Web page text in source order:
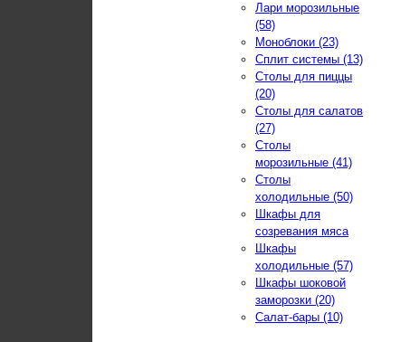
Лари морозильные
(58)
Моноблоки (23)
Сплит системы (13)
Столы для пиццы
(20)
Столы для салатов
(27)
Столы
морозильные (41)
Столы
холодильные (50)
Шкафы для
созревания мяса
Шкафы
холодильные (57)
Шкафы шоковой
заморозки (20)
Салат-бары (10)